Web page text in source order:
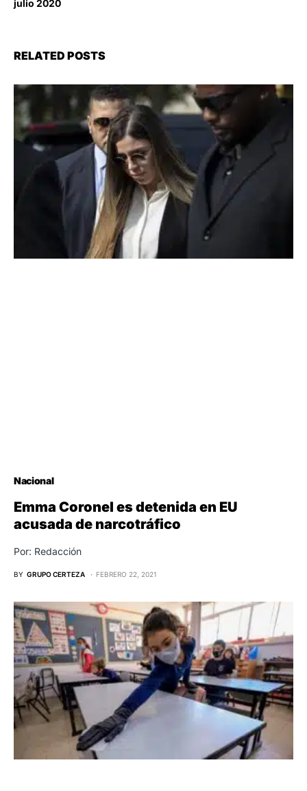
julio 2020
RELATED POSTS
Nacional
Emma Coronel es detenida en EU
acusada de narcotráfico
Por: Redacción
BY GRUPO CERTEZA FEBRERO 22, 2021